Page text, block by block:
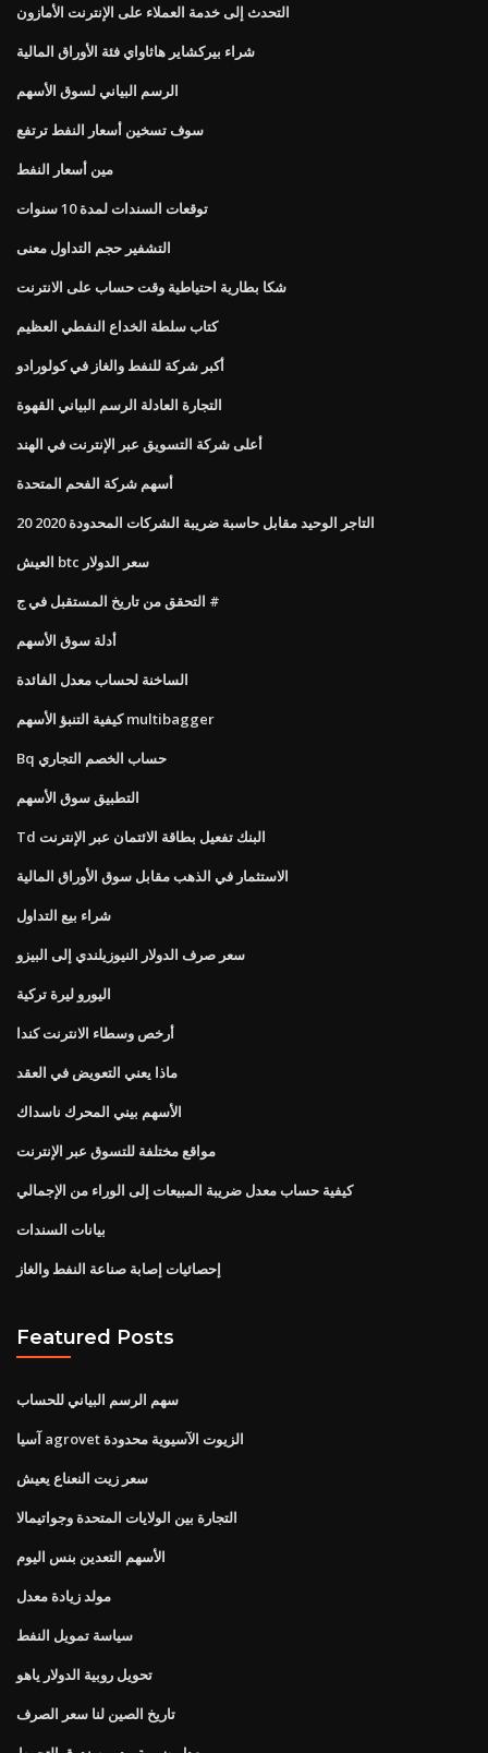
التحدث إلى خدمة العملاء على الإنترنت الأمازون
شراء بيركشاير هاثاواي فئة الأوراق المالية
الرسم البياني لسوق الأسهم
سوف تسخين أسعار النفط ترتفع
مين أسعار النفط
توقعات السندات لمدة 10 سنوات
التشفير حجم التداول معنى
شكا بطارية احتياطية وقت حساب على الانترنت
كتاب سلطة الخداع النفطي العظيم
أكبر شركة للنفط والغاز في كولورادو
التجارة العادلة الرسم البياني القهوة
أعلى شركة التسويق عبر الإنترنت في الهند
أسهم شركة الفحم المتحدة
التاجر الوحيد مقابل حاسبة ضريبة الشركات المحدودة 2020 20
العيش btc سعر الدولار
التحقق من تاريخ المستقبل في ج #
أدلة سوق الأسهم
الساخنة لحساب معدل الفائدة
كيفية التنبؤ الأسهم multibagger
Bq حساب الخصم التجاري
التطبيق سوق الأسهم
Td البنك تفعيل بطاقة الائتمان عبر الإنترنت
الاستثمار في الذهب مقابل سوق الأوراق المالية
شراء بيع التداول
سعر صرف الدولار النيوزيلندي إلى البيزو
اليورو ليرة تركية
أرخص وسطاء الانترنت كندا
ماذا يعني التعويض في العقد
الأسهم بيني المحرك ناسداك
مواقع مختلفة للتسوق عبر الإنترنت
كيفية حساب معدل ضريبة المبيعات إلى الوراء من الإجمالي
بيانات السندات
إحصائيات إصابة صناعة النفط والغاز
Featured Posts
سهم الرسم البياني للحساب
آسيا agrovet الزيوت الآسيوية محدودة
سعر زيت النعناع يعيش
التجارة بين الولايات المتحدة وجواتيمالا
الأسهم التعدين بنس اليوم
مولد زيادة معدل
سياسة تمويل النفط
تحويل روبية الدولار ياهو
تاريخ الصين لنا سعر الصرف